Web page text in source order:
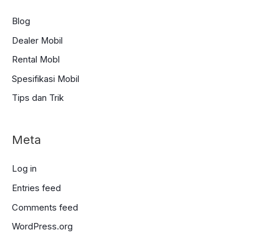
Blog
Dealer Mobil
Rental Mobl
Spesifikasi Mobil
Tips dan Trik
Meta
Log in
Entries feed
Comments feed
WordPress.org